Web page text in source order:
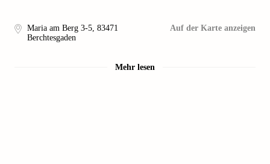
Maria am Berg 3-5, 83471
Berchtesgaden
Auf der Karte anzeigen
Mehr lesen